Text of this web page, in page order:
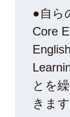
●自ら
Core
とを
きます